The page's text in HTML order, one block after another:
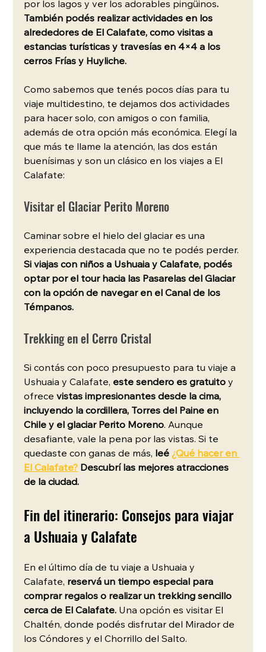
por los lagos y ver los adorables pingüinos.
También podés realizar actividades en los
alrededores de El Calafate, como visitas a
estancias turísticas y travesías en 4×4 a los
cerros Frías y Huyliche.
Como sabemos que tenés pocos días para tu
viaje multidestino, te dejamos dos actividades
para hacer solo, con amigos o con familia,
además de otra opción más económica. Elegí la
que más te llame la atención, las dos están
buenísimas y son un clásico en los viajes a El
Calafate:
Visitar el Glaciar Perito Moreno
Caminar sobre el hielo del glaciar es una
experiencia destacada que no te podés perder.
Si viajas con niños a Ushuaia y Calafate, podés
optar por el tour hacia las Pasarelas del Glaciar
con la opción de navegar en el Canal de los
Témpanos.
Trekking en el Cerro Cristal
Si contás con poco presupuesto para tu viaje a
Ushuaia y Calafate, este sendero es gratuito y
ofrece vistas impresionantes desde la cima,
incluyendo la cordillera, Torres del Paine en
Chile y el glaciar Perito Moreno. Aunque
desafiante, vale la pena por las vistas. Si te
quedaste con ganas de más,
leé ¿Qué hacer en
El Calafate? Descubrí las mejores atracciones
de la ciudad.
Fin del itinerario: Consejos para viajar
a Ushuaia y Calafate
En el último día de tu viaje a Ushuaia y
Calafate, reservá un tiempo especial para
comprar regalos o realizar un trekking sencillo
cerca de El Calafate. Una opción es visitar El
Chaltén, donde podés disfrutar del Mirador de
los Cóndores y el Chorrillo del Salto.